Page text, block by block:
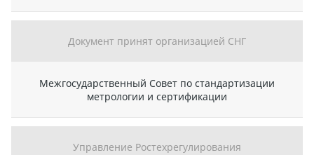
Документ принят организацией СНГ
Межгосударственный Совет по стандартизации
метрологии и сертификации
Управление Ростехрегулирования